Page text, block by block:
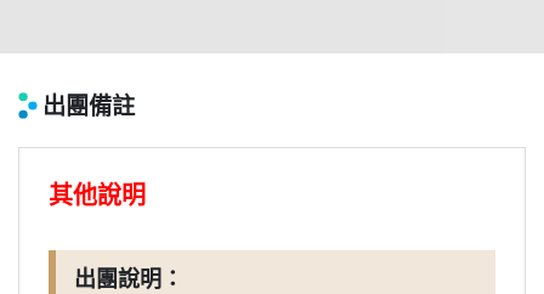
出團備註
其他說明
出團說明：